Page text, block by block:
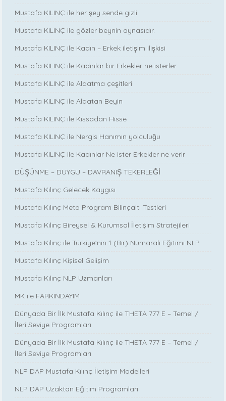
Mustafa KILINÇ ile her şey sende gizli.
Mustafa KILINÇ ile gözler beynin aynasıdır.
Mustafa KILINÇ ile Kadın – Erkek iletişim ilişkisi
Mustafa KILINÇ ile Kadınlar bir Erkekler ne isterler
Mustafa KILINÇ ile Aldatma çeşitleri
Mustafa KILINÇ ile Aldatan Beyin
Mustafa KILINÇ ile Kıssadan Hisse
Mustafa KILINÇ ile Nergis Hanımın yolculuğu
Mustafa KILINÇ ile Kadınlar Ne ister Erkekler ne verir
DÜŞÜNME – DUYGU – DAVRANIŞ TEKERLEĞİ
Mustafa Kılınç Gelecek Kaygısı
Mustafa Kılınç Meta Program Bilinçaltı Testleri
Mustafa Kılınç Bireysel & Kurumsal İletişim Stratejileri
Mustafa Kılınç ile Türkiye’nin 1 (Bir) Numaralı Eğitimi NLP
Mustafa Kılınç Kişisel Gelişim
Mustafa Kılınç NLP Uzmanları
MK ile FARKINDAYIM
Dünyada Bir İlk Mustafa Kılınç ile THETA 777 E – Temel /
İleri Seviye Programları
Dünyada Bir İlk Mustafa Kılınç ile THETA 777 E – Temel /
İleri Seviye Programları
NLP DAP Mustafa Kılınç İletişim Modelleri
NLP DAP Uzaktan Eğitim Programları